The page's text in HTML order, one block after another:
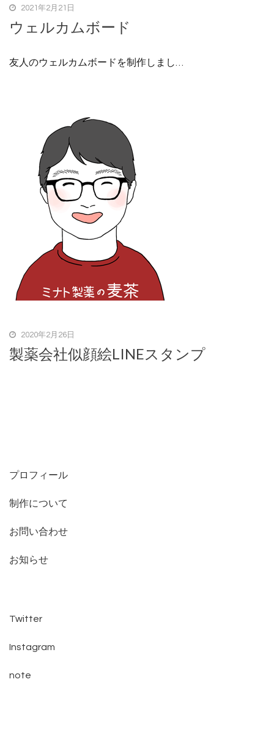
2021年2月21日
ウェルカムボード
友人のウェルカムボードを制作しまし…
2020年2月26日
製薬会社似顔絵LINEスタンプ
プロフィール
制作について
お問い合わせ
お知らせ
Twitter
Instagram
note